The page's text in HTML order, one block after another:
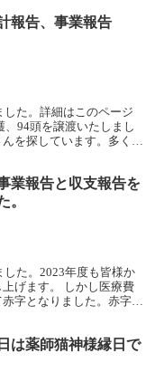
報告、事業報告
た。詳細はこのページ
94頭を譲渡いたしまし
を探しています。多くの
業報告と収支報告を
。
た。2023年度も皆様か
げます。 しかし医療費
字となりました。赤字分
は薬師猫神様縁日で